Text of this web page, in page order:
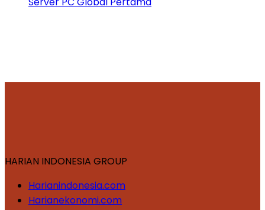
HARIAN INDONESIA GROUP
Harianindonesia.com
Harianekonomi.com